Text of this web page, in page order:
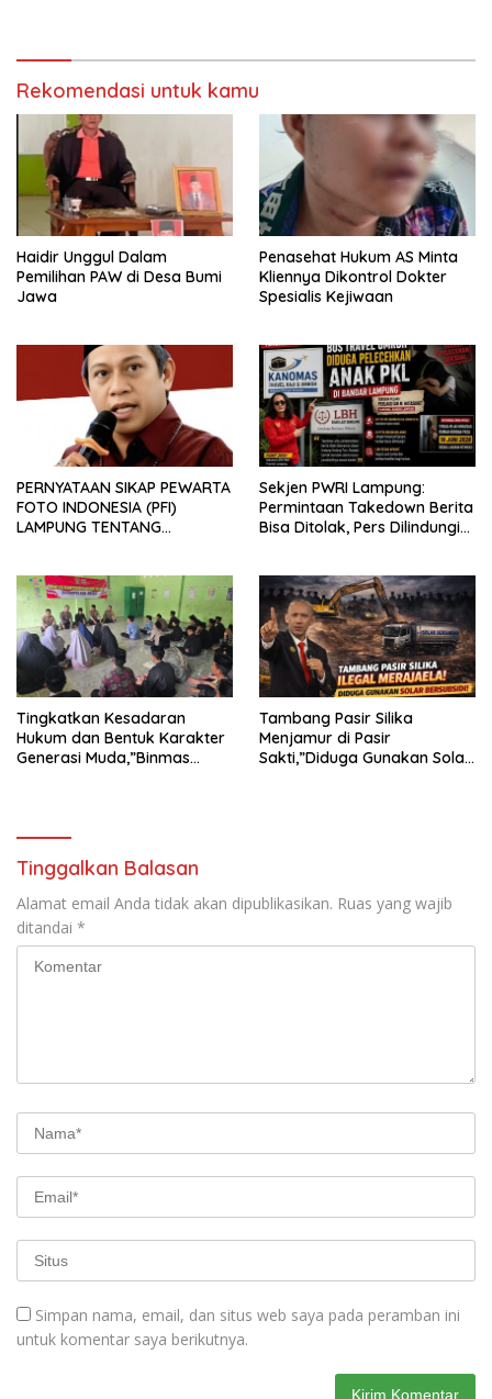
Rekomendasi untuk kamu
Haidir Unggul Dalam
Pemilihan PAW di Desa Bumi
Jawa
Penasehat Hukum AS Minta
Kliennya Dikontrol Dokter
Spesialis Kejiwaan
PERNYATAAN SIKAP PEWARTA
FOTO INDONESIA (PFI)
LAMPUNG TENTANG
TERHADAP JURNALIS DI
PENGADILAN NEGERI
TANJUNG KARANG.
Sekjen PWRI Lampung:
Permintaan Takedown Berita
Bisa Ditolak, Pers Dilindungi
Tingkatkan Kesadaran
Hukum dan Bentuk Karakter
Generasi Muda,”Binmas
Tambang Pasir Silika
Menjamur di Pasir
Sakti,”Diduga Gunakan Solar
Tinggalkan Balasan
Alamat email Anda tidak akan dipublikasikan. Ruas yang wajib
ditandai *
Simpan nama, email, dan situs web saya pada peramban ini
untuk komentar saya berikutnya.